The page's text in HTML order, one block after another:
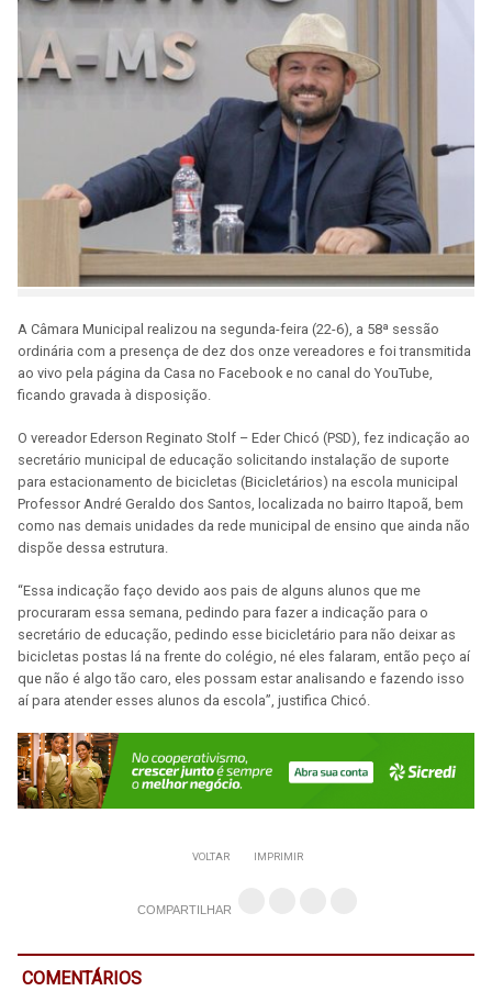
A Câmara Municipal realizou na segunda-feira (22-6), a 58ª sessão
ordinária com a presença de dez dos onze vereadores e foi transmitida
ao vivo pela página da Casa no Facebook e no canal do YouTube,
ficando gravada à disposição.
O vereador Ederson Reginato Stolf – Eder Chicó (PSD), fez indicação ao
secretário municipal de educação solicitando instalação de suporte
para estacionamento de bicicletas (Bicicletários) na escola municipal
Professor André Geraldo dos Santos, localizada no bairro Itapoã, bem
como nas demais unidades da rede municipal de ensino que ainda não
dispõe dessa estrutura.
“Essa indicação faço devido aos pais de alguns alunos que me
procuraram essa semana, pedindo para fazer a indicação para o
secretário de educação, pedindo esse bicicletário para não deixar as
bicicletas postas lá na frente do colégio, né eles falaram, então peço aí
que não é algo tão caro, eles possam estar analisando e fazendo isso
aí para atender esses alunos da escola”, justifica Chicó.
VOLTAR IMPRIMIR
COMPARTILHAR
COMENTÁRIOS